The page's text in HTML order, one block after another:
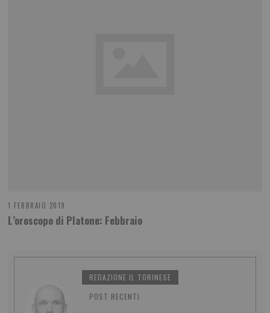
1 FEBBRAIO 2019
L’oroscopo di Platone: Febbraio
REDAZIONE IL TORINESE
POST RECENTI